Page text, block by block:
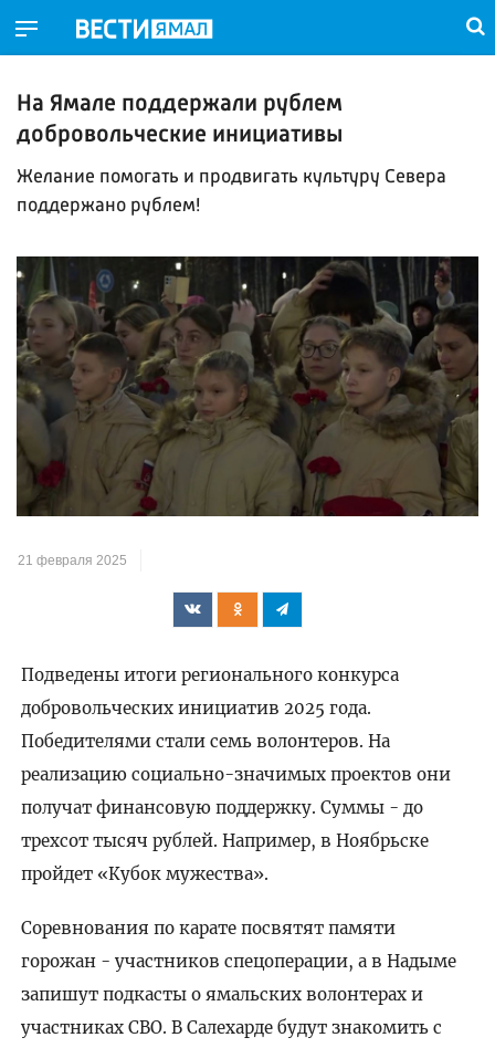
На Ямале поддержали рублем
добровольческие инициативы
Желание помогать и продвигать культуру Севера
поддержано рублем!
21 февраля 2025
Подведены итоги регионального конкурса
добровольческих инициатив 2025 года.
Победителями стали семь волонтеров. На
реализацию социально-значимых проектов они
получат финансовую поддержку. Суммы - до
трехсот тысяч рублей. Например, в Ноябрьске
пройдет «Кубок мужества».
Соревнования по карате посвятят памяти
горожан - участников спецоперации, а в Надыме
запишут подкасты о ямальских волонтерах и
участниках СВО. В Салехарде будут знакомить с